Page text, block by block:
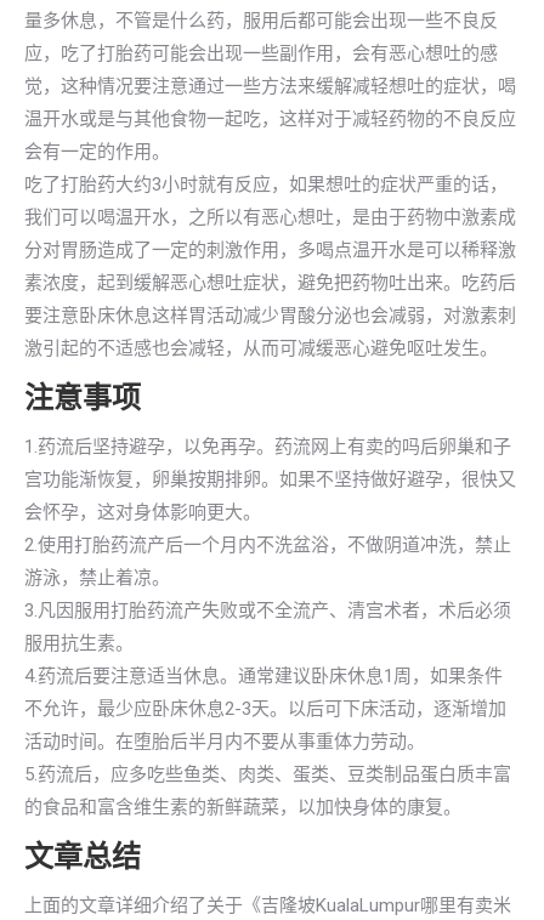
量多休息，不管是什么药，服用后都可能会出现一些不良反
应，吃了打胎药可能会出现一些副作用，会有恶心想吐的感
觉，这种情况要注意通过一些方法来缓解减轻想吐的症状，喝
温开水或是与其他食物一起吃，这样对于减轻药物的不良反应
会有一定的作用。
吃了打胎药大约3小时就有反应，如果想吐的症状严重的话，
我们可以喝温开水，之所以有恶心想吐，是由于药物中激素成
分对胃肠造成了一定的刺激作用，多喝点温开水是可以稀释激
素浓度，起到缓解恶心想吐症状，避免把药物吐出来。吃药后
要注意卧床休息这样胃活动减少胃酸分泌也会减弱，对激素刺
激引起的不适感也会减轻，从而可减缓恶心避免呕吐发生。
注意事项
1.药流后坚持避孕，以免再孕。药流网上有卖的吗后卵巢和子
宫功能渐恢复，卵巢按期排卵。如果不坚持做好避孕，很快又
会怀孕，这对身体影响更大。
2.使用打胎药流产后一个月内不洗盆浴，不做阴道冲洗，禁止
游泳，禁止着凉。
3.凡因服用打胎药流产失败或不全流产、清宫术者，术后必须
服用抗生素。
4.药流后要注意适当休息。通常建议卧床休息1周，如果条件
不允许，最少应卧床休息2-3天。以后可下床活动，逐渐增加
活动时间。在堕胎后半月内不要从事重体力劳动。
5.药流后，应多吃些鱼类、肉类、蛋类、豆类制品蛋白质丰富
的食品和富含维生素的新鲜蔬菜，以加快身体的康复。
文章总结
上面的文章详细介绍了关于《吉隆坡KualaLumpur哪里有卖米